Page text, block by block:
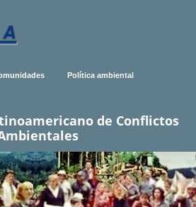
Política ambiental
de Conflictos